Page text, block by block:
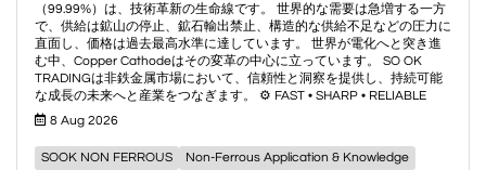
（99.99%）は、技術革新の生命線です。 世界的な需要は急増する一方
で、供給は鉱山の停止、鉱石輸出禁止、構造的な供給不足などの圧力に
直面し、価格は過去最高水準に達しています。 世界が電化へと突き進
む中、Copper Cathodeはその変革の中心に立っています。 SO OK
TRADINGは非鉄金属市場において、信頼性と洞察を提供し、持続可能
な成長の未来へと産業をつなぎます。 ⚙️ FAST • SHARP • RELIABLE
8 Aug 2026
SOOK NON FERROUS
Non-Ferrous Application & Knowledge